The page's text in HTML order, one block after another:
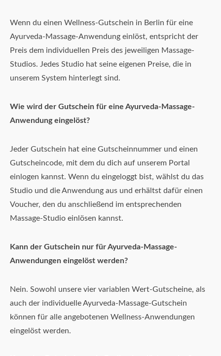
Wenn du einen Wellness-Gutschein in Berlin für eine
Ayurveda-Massage-Anwendung einlöst, entspricht der
Preis dem individuellen Preis des jeweiligen Massage-
Studios. Jedes Studio hat seine eigenen Preise, die in
unserem System hinterlegt sind.
Wie wird der Gutschein für eine Ayurveda-Massage-
Anwendung eingelöst?
Jeder Gutschein hat eine Gutscheinnummer und einen
Gutscheincode, mit dem du dich auf unserem Portal
einlogen kannst. Wenn du eingeloggt bist, wählst du das
Studio und die Anwendung aus und erhältst dafür einen
Voucher, den du anschließend im entsprechenden
Massage-Studio einlösen kannst.
Kann der Gutschein nur für Ayurveda-Massage-
Anwendungen eingelöst werden?
Nein. Sowohl unsere vier variablen Wert-Gutscheine, als
auch der individuelle Ayurveda-Massage-Gutschein
können für alle angebotenen Wellness-Anwendungen
eingelöst werden.